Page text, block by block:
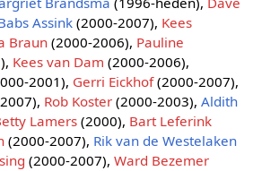
Assink(2000-2007), Kees
Braun(2000-2006), Pauline
Kees van Dam (2000-2006),
2001), Gerri Eickhof(2000-2007),
Rob Koster(2000-2003), Aldith
Lamers(2000), Bart Leferink
(2000-2007), Rik van de Westelaken
(2000-2007), Ward Bezemer